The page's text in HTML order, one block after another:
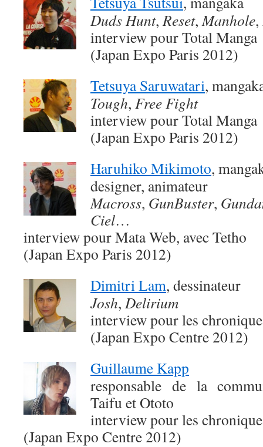
Duds Hunt,Reset,Manhole,
interview pour Total Manga
(Japan Expo Paris 2012)
Tetsuya Saruwatari,
Tough, Free Fight
interview pour Total Manga
(Japan Expo Paris 2012)
Haruhiko Mikimoto,
designer, animateur
Macross, GunBuster,
Ciel…
interview pour Mata Web, avec Tetho
(Japan Expo Paris 2012)
Dimitri Lam, dessinateur
Josh, Delirium
interview pour les
(Japan Expo Centre 2012)
Guillaume Kapp
responsable de la
Taifu et Ototo
interview pour les
(Japan Expo Centre 2012)